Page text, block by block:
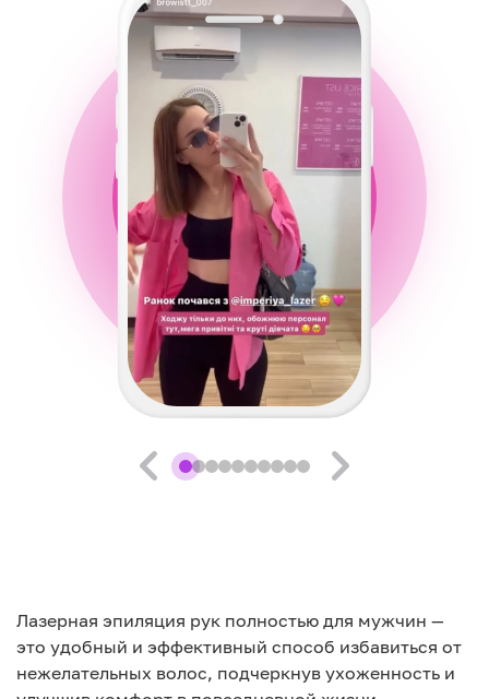
Лазерная эпиляция рук полностью для мужчин —
это удобный и эффективный способ избавиться от
нежелательных волос, подчеркнув ухоженность и